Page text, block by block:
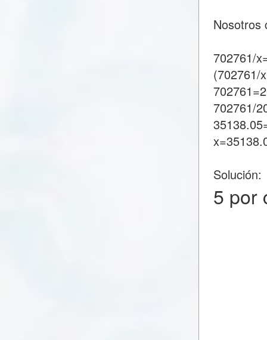
Nosotros
702761/
(702761/
702761/
Solución:
5 por